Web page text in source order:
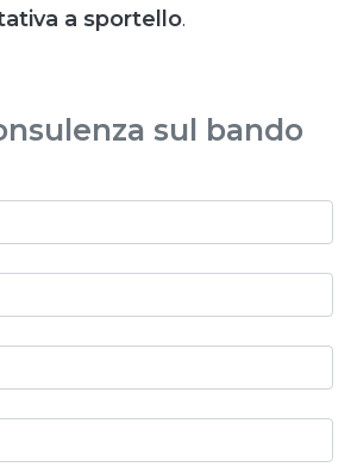
a sportello.
sul bando